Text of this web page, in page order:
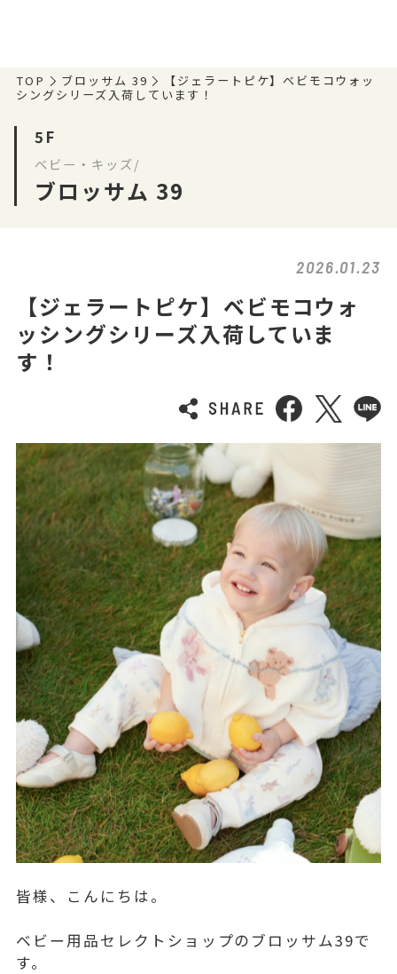
TOP ブロッサム 39
【ジェラートピケ】ベビモコウォッ
シングシリーズ入荷しています！
5F
ベビー・キッズ/
ブロッサム 39
2026.01.23
【ジェラートピケ】ベビモコウォ
ッシングシリーズ入荷していま
す！
皆様、こんにちは。
ベビー用品セレクトショップのブロッサム39で
す。